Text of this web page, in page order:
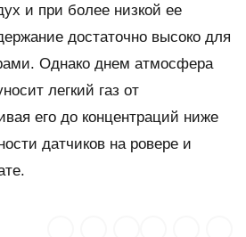
и при более низкой ее
достаточно высоко для
Однако днем атмосфера
легкий газ от
его до концентраций ниже
датчиков на ровере и